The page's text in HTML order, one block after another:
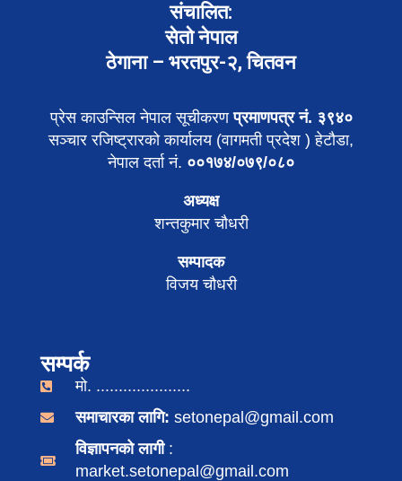
संचालित:
सेतो नेपाल
ठेगाना – भरतपुर-२, चितवन
प्रेस काउन्सिल नेपाल सूचीकरणप्रमाणपत्र नं. ३९४०
सञ्चार रजिष्ट्रारको कार्यालय (वागमती प्रदेश ) हेटौडा,
नेपाल दर्ता नं. ००१७४/०७९/०८०
अध्यक्ष
शन्तकुमार चौधरी
सम्पादक
विजय चौधरी
सम्पर्क
मो. .....................
समाचारका लागि: setonepal@gmail.com
विज्ञापनको लागी :
market.setonepal@gmail.com